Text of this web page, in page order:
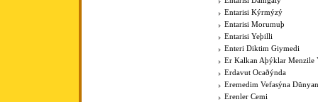
Entarisi Kýrmýzý
Entarisi Morumuþ
Entarisi Yeþilli
Enteri Diktim Giymedi
Er Kalkan Aþýklar Menzile
Erdavut Ocaðýnda
Eremedim Vefasýna
Erenler Cemi